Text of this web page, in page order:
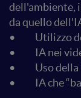
dell'ambiente,
da quello
• Utilizzo
• IA nei
• Uso della
• IA che